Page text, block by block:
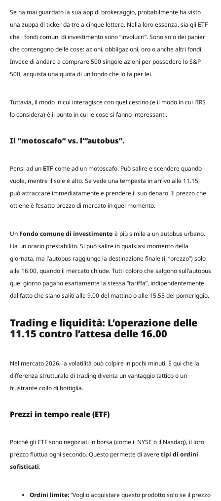
Se ha mai guardato la sua app di brokeraggio, probabilmente ha visto
una zuppa di ticker da tre a cinque lettere. Nella loro essenza, sia gli ETF
che i fondi comuni di investimento sono “involucri”. Sono solo dei panieri
che contengono delle cose: azioni, obbligazioni, oro o anche altri fondi.
Invece di andare a comprare 500 singole azioni per possedere lo S&P
500, acquista una quota di un fondo che lo fa per lei.
Tuttavia, il modo in cui interagisce con quel cestino (e il modo in cui l’IRS
lo considera) è il punto in cui le cose si fanno interessanti.
Il “motoscafo” vs. l'”autobus”.
Pensi ad un ETF come ad un motoscafo. Può salire e scendere quando
vuole, mentre il sole è alto. Se vede una tempesta in arrivo alle 11.15,
può attraccare immediatamente e prendere il suo denaro. Il prezzo che
ottiene è l’esatto prezzo di mercato in quel momento.
Un Fondo comune di investimento è più simile a un autobus urbano.
Ha un orario prestabilito. Si può salire in qualsiasi momento della
giornata, ma l’autobus raggiunge la destinazione finale (il “prezzo”) solo
alle 16:00, quando il mercato chiude. Tutti coloro che salgono sull’autobus
quel giorno pagano esattamente la stessa “tariffa”, indipendentemente
dal fatto che siano saliti alle 9.00 del mattino o alle 15.55 del pomeriggio.
Trading e liquidità: L’operazione delle
11.15 contro l’attesa delle 16.00
Nel mercato 2026, la volatilità può colpire in pochi minuti. È qui che la
differenza strutturale di trading diventa un vantaggio tattico o un
frustrante collo di bottiglia.
Prezzi in tempo reale (ETF)
Poiché gli ETF sono negoziati in borsa (come il NYSE o il Nasdaq), il loro
prezzo fluttua ogni secondo. Questo permette di averetipi di ordini
sofisticati:
Ordini limite:“Voglio acquistare questo prodotto solo se il prezzo